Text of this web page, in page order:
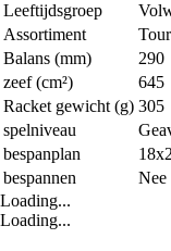
Leeftijdsgroep
Assortiment
Tour
Balans (mm)
290
zeef (cm²)
645
Racket gewicht (g) 305
spelniveau
bespanplan
bespannen
Nee
Loading...
Loading...